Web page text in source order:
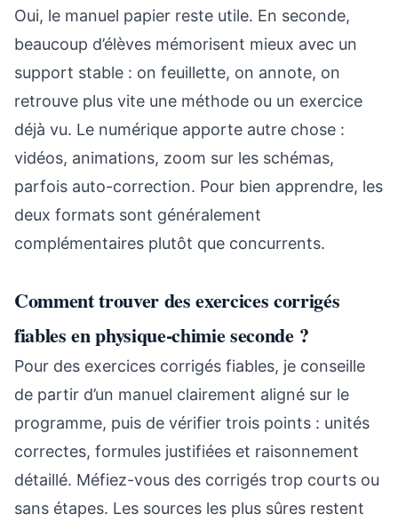
Oui, le manuel papier reste utile. En seconde,
beaucoup d’élèves mémorisent mieux avec un
support stable : on feuillette, on annote, on
retrouve plus vite une méthode ou un exercice
déjà vu. Le numérique apporte autre chose :
vidéos, animations, zoom sur les schémas,
parfois auto-correction. Pour bien apprendre, les
deux formats sont généralement
complémentaires plutôt que concurrents.
Comment trouver des exercices corrigés
fiables en physique-chimie seconde ?
Pour des exercices corrigés fiables, je conseille
de partir d’un manuel clairement aligné sur le
programme, puis de vérifier trois points : unités
correctes, formules justifiées et raisonnement
détaillé. Méfiez-vous des corrigés trop courts ou
sans étapes. Les sources les plus sûres restent